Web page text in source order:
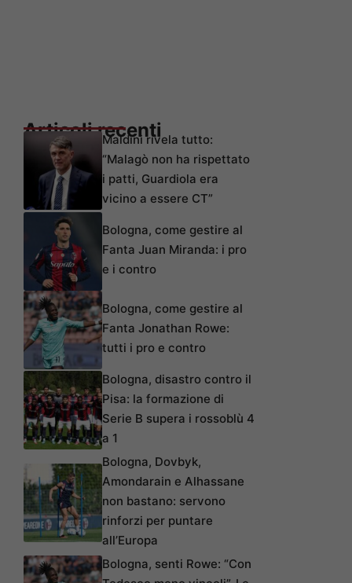
Articoli recenti
Maldini rivela tutto:
“Malagò non ha rispettato
i patti, Guardiola era
vicino a essere CT”
Bologna, come gestire al
Fanta Juan Miranda: i pro
e i contro
Bologna, come gestire al
Fanta Jonathan Rowe:
tutti i pro e contro
Bologna, disastro contro il
Pisa: la formazione di
Serie B supera i rossoblù 4
a 1
Bologna, Dovbyk,
Amondarain e Alhassane
non bastano: servono
rinforzi per puntare
all’Europa
Bologna, senti Rowe: “Con